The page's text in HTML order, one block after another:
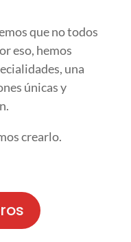
que no todos
eso, hemos
una
únicas y
crearlo.